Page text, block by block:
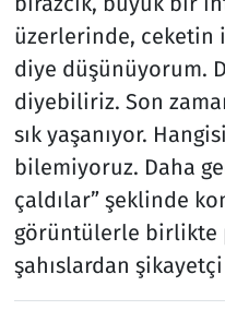
üzerlerinde, ceketin
diye düşünüyorum.
diyebiliriz. Son
sık yaşanıyor.
bilemiyoruz. Daha
çaldılar” şeklinde
görüntülerle birlikte
şahıslardan